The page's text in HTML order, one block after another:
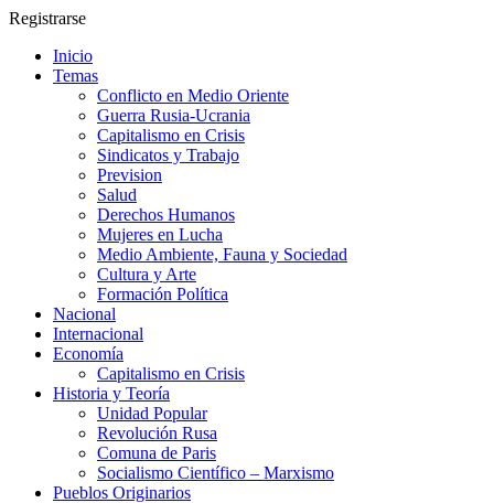
Registrarse
Inicio
Temas
Conflicto en Medio Oriente
Guerra Rusia-Ucrania
Capitalismo en Crisis
Sindicatos y Trabajo
Prevision
Salud
Derechos Humanos
Mujeres en Lucha
Medio Ambiente, Fauna y Sociedad
Cultura y Arte
Formación Política
Nacional
Internacional
Economía
Capitalismo en Crisis
Historia y Teoría
Unidad Popular
Revolución Rusa
Comuna de Paris
Socialismo Científico – Marxismo
Pueblos Originarios